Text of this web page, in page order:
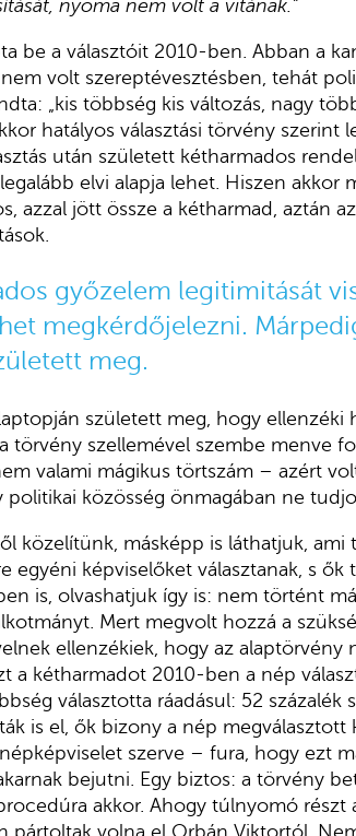
nyoma nem volt a vitának.”
be a választóit 2010-ben. Abban a
volt szereptévesztésben, tehát
„kis többség kis változás, nagy
hatályos választási törvény szerint
után született kétharmados
elvi alapja lehet. Hiszen akkor
azzal jött össze a kétharmad, aztán
győzelem legitimitását
megkérdőjelezni.
meg.
született meg, hogy ellenzéki
törvény szellemével szembe menve
valami mágikus törtszám – azért
politikai közösség önmagában ne
közelítünk, másképp is láthatjuk, ami
egyéni képviselőket választanak, s ők
is, olvashatjuk így is: nem történt
Mert megvolt hozzá a
ellenzékiek, hogy az alaptörvény
a kétharmadot 2010-ben a nép
választotta ráadásul: 52 százalék
is el, ők bizony a nép megválasztott
szerve – fura, hogy ezt
bejutni. Egy biztos: a törvény
akkor. Ahogy túlnyomó részt
pártoltak volna el Orbán Viktortól.